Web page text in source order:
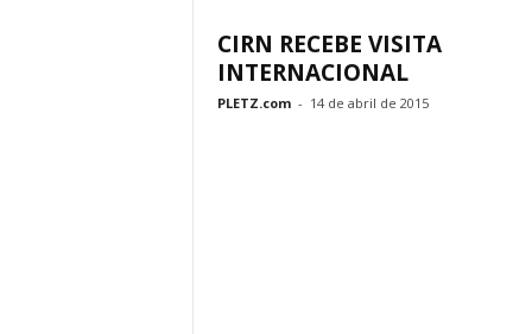
CIRN RECEBE VISITA
INTERNACIONAL
PLETZ.com - 14 de abril de 2015